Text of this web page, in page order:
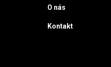
O nás
Kontakt